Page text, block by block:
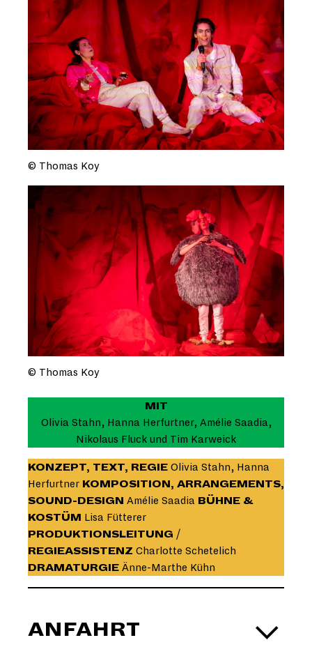
© Thomas Koy
© Thomas Koy
MIT
Olivia Stahn, Hanna Herfurtner, Amélie Saadia,
Nikolaus Fluck und Tim Karweick
KONZEPT, TEXT, REGIE Olivia Stahn, Hanna
Herfurtner KOMPOSITION, ARRANGEMENTS,
SOUND-DESIGN Amélie Saadia BÜHNE &
KOSTÜM Lisa Fütterer
PRODUKTIONSLEITUNG /
REGIEASSISTENZ Charlotte Schetelich
DRAMATURGIE Änne-Marthe Kühn
ANFAHRT